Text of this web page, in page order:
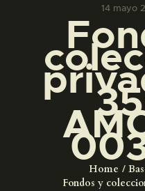
14 mayo
Home
Fondos y
█
EL MUSEO